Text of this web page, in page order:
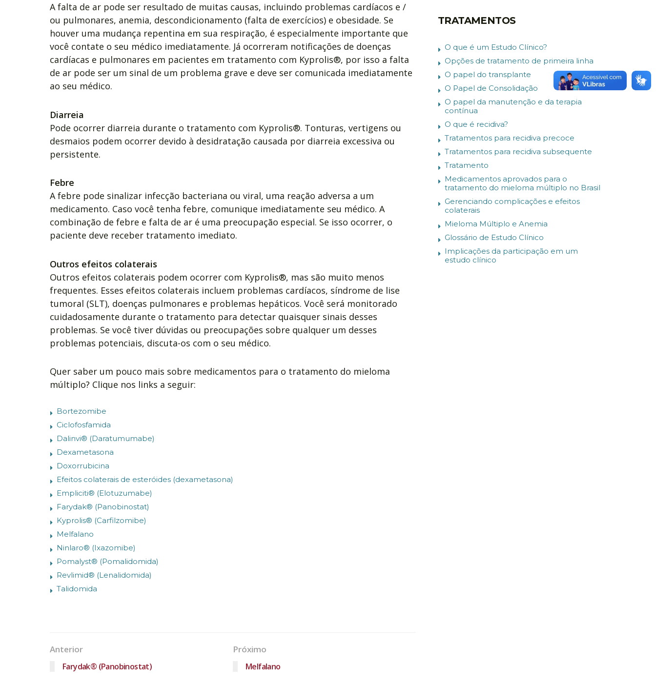
A falta de ar pode ser resultado de muitas causas, incluindo problemas cardíacos e /
ou pulmonares, anemia, descondicionamento (falta de exercícios) e obesidade. Se
houver uma mudança repentina em sua respiração, é especialmente importante que
você contate o seu médico imediatamente. Já ocorreram notificações de doenças
cardíacas e pulmonares em pacientes em tratamento com Kyprolis®, por isso a falta
de ar pode ser um sinal de um problema grave e deve ser comunicada imediatamente
ao seu médico.
Diarreia
Pode ocorrer diarreia durante o tratamento com Kyprolis®. Tonturas, vertigens ou
desmaios podem ocorrer devido à desidratação causada por diarreia excessiva ou
persistente.
Febre
A febre pode sinalizar infecção bacteriana ou viral, uma reação adversa a um
medicamento. Caso você tenha febre, comunique imediatamente seu médico. A
combinação de febre e falta de ar é uma preocupação especial. Se isso ocorrer, o
paciente deve receber tratamento imediato.
Outros efeitos colaterais
Outros efeitos colaterais podem ocorrer com Kyprolis®, mas são muito menos
frequentes. Esses efeitos colaterais incluem problemas cardíacos, síndrome de lise
tumoral (SLT), doenças pulmonares e problemas hepáticos. Você será monitorado
cuidadosamente durante o tratamento para detectar quaisquer sinais desses
problemas. Se você tiver dúvidas ou preocupações sobre qualquer um desses
problemas potenciais, discuta-os com o seu médico.
Quer saber um pouco mais sobre medicamentos para o tratamento do mieloma
múltiplo? Clique nos links a seguir:
Bortezomibe
Ciclofosfamida
Dalinvi® (Daratumumabe)
Dexametasona
Doxorrubicina
Efeitos colaterais de esteróides (dexametasona)
Empliciti® (Elotuzumabe)
Farydak® (Panobinostat)
Kyprolis® (Carfilzomibe)
Melfalano
Ninlaro® (Ixazomibe)
Pomalyst® (Pomalidomida)
Revlimid® (Lenalidomida)
Talidomida
Anterior
Farydak® (Panobinostat)
Próximo
Melfalano
TRATAMENTOS
O que é um Estudo Clínico?
Opções de tratamento de primeira linha
O papel do transplante
O Papel de Consolidação
O papel da manutenção e da terapia
contínua
O que é recidiva?
Tratamentos para recidiva precoce
Tratamentos para recidiva subsequente
Tratamento
Medicamentos aprovados para o
tratamento do mieloma múltiplo no Brasil
Gerenciando complicações e efeitos
colaterais
Mieloma Múltiplo e Anemia
Glossário de Estudo Clínico
Implicações da participação em um
estudo clínico